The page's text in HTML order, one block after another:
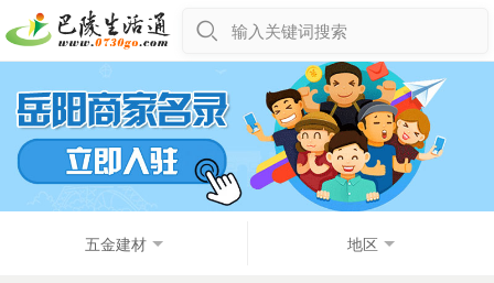
输入关键词搜索
五金建材 地区